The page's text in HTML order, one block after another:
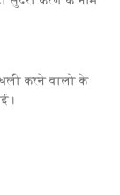
करने वालो के